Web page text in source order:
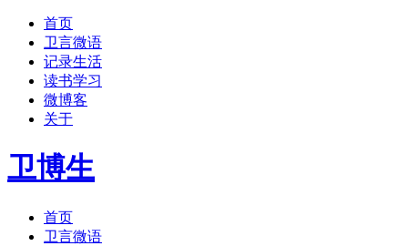
首页
卫言微语
记录生活
读书学习
微博客
关于
卫博生
首页
卫言微语